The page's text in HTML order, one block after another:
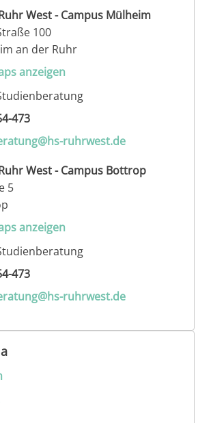
West - Campus Mülheim
100
an der Ruhr
anzeigen
473
ruhrwest.de
West - Campus Bottrop
5
anzeigen
473
ruhrwest.de